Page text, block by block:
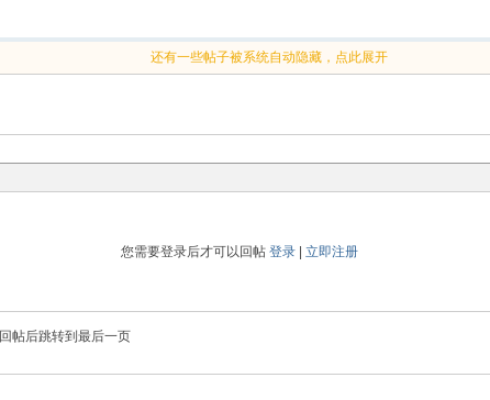
还有一些帖子被系统自动隐藏，点此展开
您需要登录后才可以回帖 登录| 立即注册
回帖后跳转到最后一页